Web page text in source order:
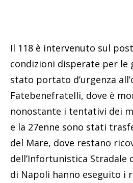
Il 118 è intervenuto sul
condizioni disperate per le
stato portato d’urgenza
Fatebenefratelli, dove è
nonostante i tentativi dei
e la 27enne sono stati
del Mare, dove restano
dell’Infortunistica Stradale
di Napoli hanno eseguito i